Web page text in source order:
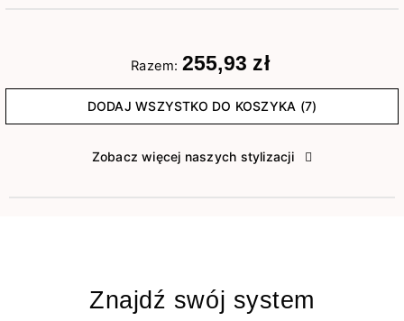
Razem: 255,93 zł
DODAJ WSZYSTKO DO KOSZYKA (7)
Zobacz więcej naszych stylizacji
Znajdź swój system